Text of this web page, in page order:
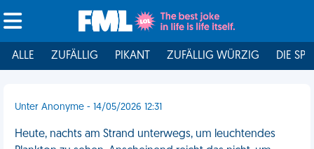
ALLE ZUFÄLLIG PIKANT ZUFÄLLIG WÜRZIG DIE
Unter Anonyme - 14/05/2026 12:31
Heute, nachts am Strand unterwegs, um leuchtendes